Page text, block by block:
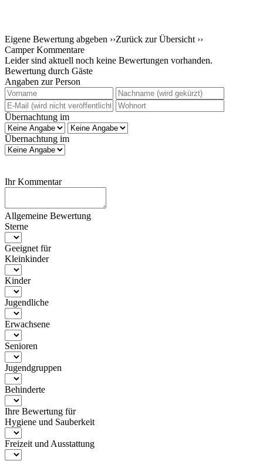
Eigene Bewertung abgeben ››Zurück zur Übersicht ››
Camper Kommentare
Leider sind aktuell noch keine Bewertungen vorhanden.
Bewertung durch Gäste
Angaben zur Person
Übernachtung im
Übernachtung im
Ihr Kommentar
Allgemeine Bewertung
Sterne
Geeignet für
Kleinkinder
Kinder
Jugendliche
Erwachsene
Senioren
Jugendgruppen
Behinderte
Ihre Bewertung für
Hygiene und Sauberkeit
Freizeit und Ausstattung